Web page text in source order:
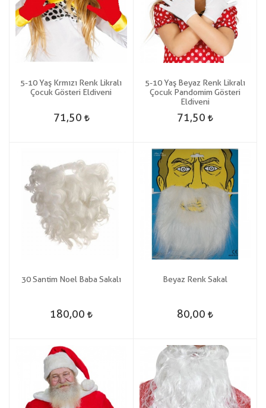
5-10 Yaş Krmızı Renk Likralı
Çocuk Gösteri Eldiveni
71,50
5-10 Yaş Beyaz Renk Likralı
Çocuk Pandomim Gösteri
Eldiveni
71,50
30 Santim Noel Baba Sakalı
180,00
Beyaz Renk Sakal
80,00